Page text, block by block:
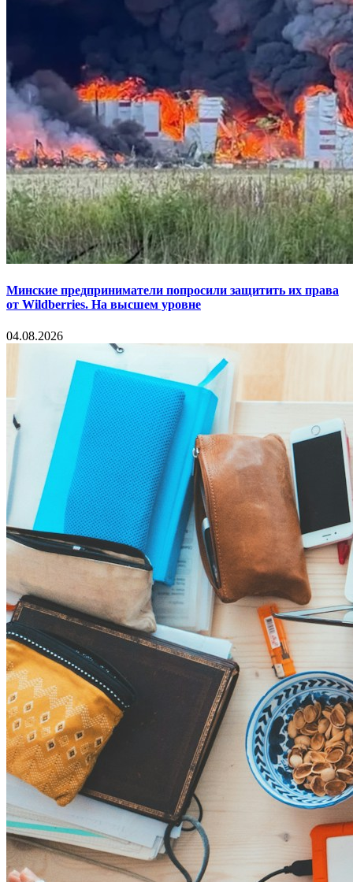
Минские предприниматели попросили защитить их права
от Wildberries. На высшем уровне
04.08.2026